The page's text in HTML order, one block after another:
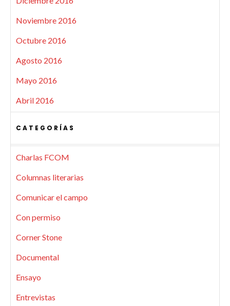
Noviembre 2016
Octubre 2016
Agosto 2016
Mayo 2016
Abril 2016
CATEGORÍAS
Charlas FCOM
Columnas literarias
Comunicar el campo
Con permiso
Corner Stone
Documental
Ensayo
Entrevistas